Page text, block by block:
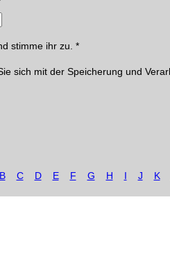
stimme ihr zu. *
sich mit der Speicherung und
B C D E F G H I J K